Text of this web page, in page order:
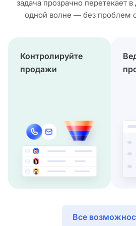
задача прозрачно перетекает
одной волне — без проблем
Контролируйте
продажи
Все